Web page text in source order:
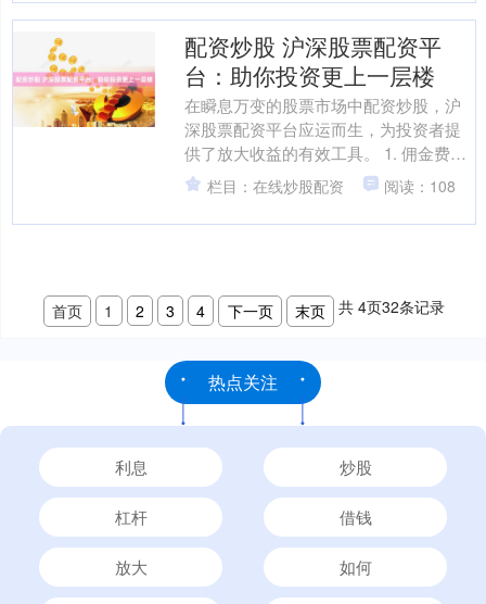
配资炒股 沪深股票配资平
台：助你投资更上一层楼
在瞬息万变的股票市场中配资炒股，沪
深股票配资平台应运而生，为投资者提
供了放大收益的有效工具。 1. 佣金费
用：不同配资服务商的佣金费用可能不
同，投资者需要比较不....
栏目：在线炒股配资 阅读：108
首页 1 2 3 4 下一页 末页 共4页32条记录
热点关注
利息 炒股
杠杆 借钱
放大 如何